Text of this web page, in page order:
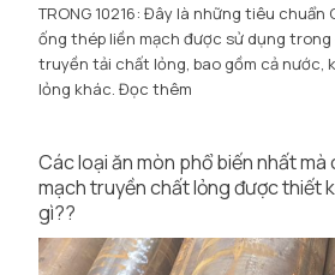
TRONG 10216: Đây là những tiêu chuẩn
ống thép liền mạch được sử dụng
truyền tải chất lỏng, bao gồm cả nước,
lỏng khác.Đọc thêm
Các loại ăn mòn phổ biến nhất mà
mạch truyền chất lỏng được thiết
gì??